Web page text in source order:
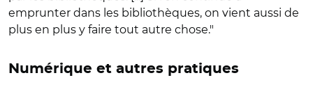
emprunter dans les bibliothèques, on vient aussi de
plus en plus y faire tout autre chose."
Numérique et autres pratiques